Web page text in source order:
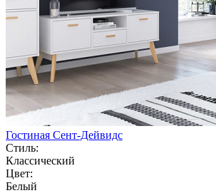
Гостиная Сент-Дейвидс
Стиль:
Классический
Цвет:
Белый